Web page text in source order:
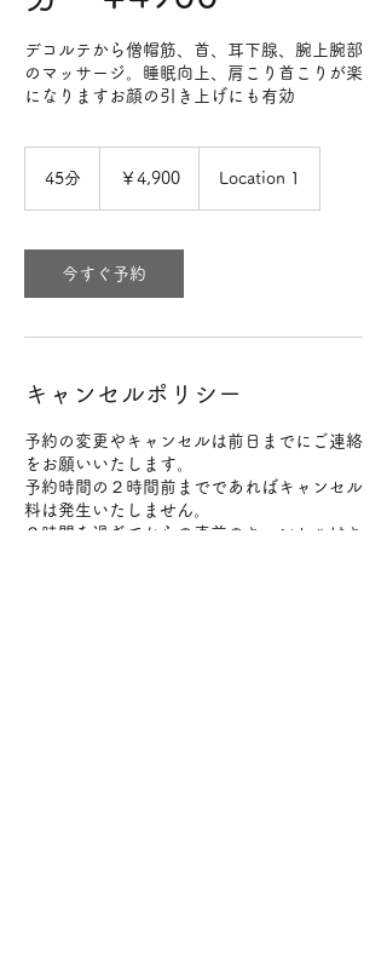
デコルテから僧帽筋、首、耳下腺、腕上腕部
のマッサージ。睡眠向上、肩こり首こりが楽
になりますお顔の引き上げにも有効
45分 ￥4,900 Location 1
今すぐ予約
キャンセルポリシー
予約の変更やキャンセルは前日までにご連絡
をお願いいたします。
予約時間の２時間前までであればキャンセル
料は発生いたしません。
２時間を過ぎてからの直前のキャンセルはキ